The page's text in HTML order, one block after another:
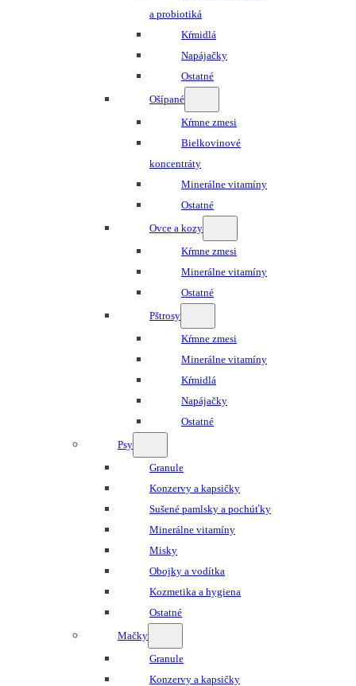
a probiotiká
Kŕmidlá
Napájačky
Ostatné
Ošípané
Kŕmne zmesi
Bielkovinové
koncentráty
Minerálne vitamíny
Ostatné
Ovce a kozy
Kŕmne zmesi
Minerálne vitamíny
Ostatné
Pštrosy
Kŕmne zmesi
Minerálne vitamíny
Kŕmidlá
Napájačky
Ostatné
Psy
Granule
Konzervy a kapsičky
Sušené pamlsky a pochúťky
Minerálne vitamíny
Misky
Obojky a vodítka
Kozmetika a hygiena
Ostatné
Mačky
Granule
Konzervy a kapsičky